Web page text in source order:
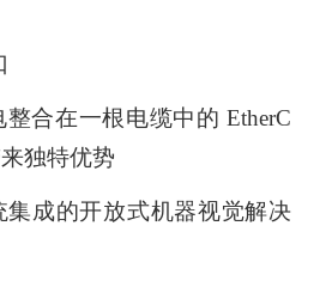
合在一根电缆中的 EtherC
独特优势
成的开放式机器视觉解决